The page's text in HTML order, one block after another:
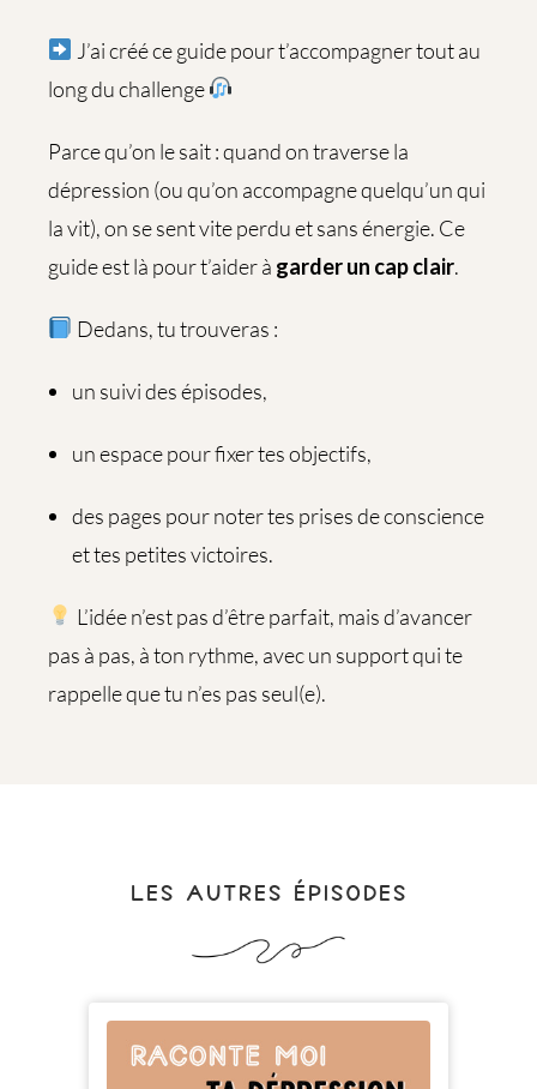
J’ai créé ce guide pour t’accompagner tout au
long du challenge
Parce qu’on le sait : quand on traverse la
dépression (ou qu’on accompagne quelqu’un qui
la vit), on se sent vite perdu et sans énergie. Ce
guide est là pour t’aider à garder un cap clair.
Dedans, tu trouveras :
un suivi des épisodes,
un espace pour fixer tes objectifs,
des pages pour noter tes prises de conscience
et tes petites victoires.
L’idée n’est pas d’être parfait, mais d’avancer
pas à pas, à ton rythme, avec un support qui te
rappelle que tu n’es pas seul(e).
LES AUTRES ÉPISODES